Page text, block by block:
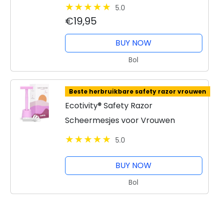
5.0
€19,95
BUY NOW
Bol
Beste herbruikbare safety razor vrouwen
Ecotivity® Safety Razor
Scheermesjes voor Vrouwen
5.0
BUY NOW
Bol